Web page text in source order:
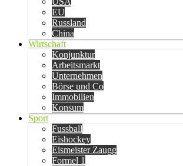
EU
Russland
China
Wirtschaft
Konjunktur
Arbeitsmarkt
Unternehmen
Börse und Co
Immobilien
Konsum
Sport
Fussball
Eishockey
Eismeister Zaugg
Formel 1